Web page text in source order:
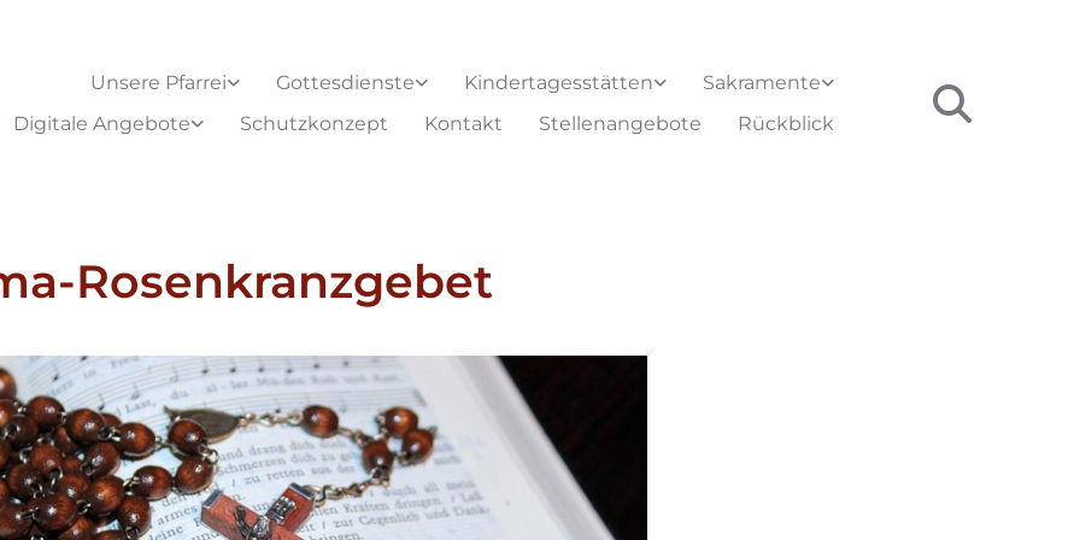
Unsere Pfarrei Gottesdienste Kindertagesstätten
Sakramente
Digitale Angebote
Schutzkonzept Kontakt Stellenangebote Rückblick
Rosenkranzgebet